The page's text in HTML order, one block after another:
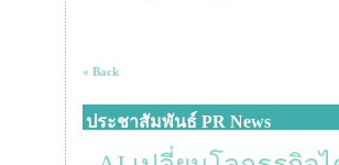
« Back
ประชาสัมพันธ์ PR News